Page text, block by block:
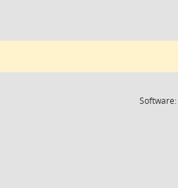
Software: